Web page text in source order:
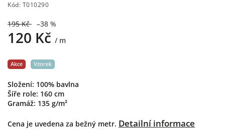
Kód: T010290
195 Kč –38 %
120 Kč / m
Složení: 100% bavlna
Šíře role: 160 cm
Gramáž: 135 g/m²
Cena je uvedena za bežný metr. Detailní informace
Akce Vzorek